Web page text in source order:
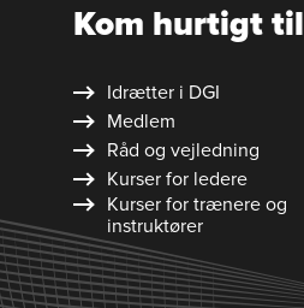
Kom hurtigt til
Idrætter i DGI
Medlem
Råd og vejledning
Kurser for ledere
Kurser for trænere og
instruktører